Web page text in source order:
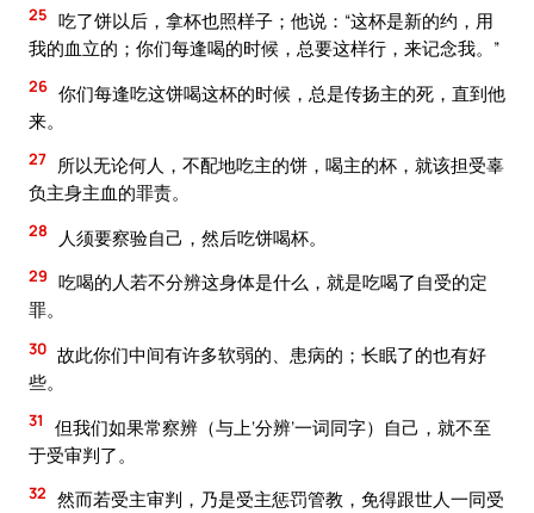
25 吃了饼以后，拿杯也照样子；他说：“这杯是新的约，用
我的血立的；你们每逢喝的时候，总要这样行，来记念我。”
26 你们每逢吃这饼喝这杯的时候，总是传扬主的死，直到他
来。
27 所以无论何人，不配地吃主的饼，喝主的杯，就该担受辜
负主身主血的罪责。
28 人须要察验自己，然后吃饼喝杯。
29 吃喝的人若不分辨这身体是什么，就是吃喝了自受的定
罪。
30 故此你们中间有许多软弱的、患病的；长眠了的也有好
些。
31
但我们如果常察辨（与上‘分辨’一词同字）自己，就不至
于受审判了。
32 然而若受主审判，乃是受主惩罚管教，免得跟世人一同受